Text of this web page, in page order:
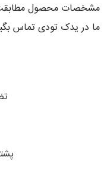
مشخصات محصول مطابقت
ما در یدک تودی تماس